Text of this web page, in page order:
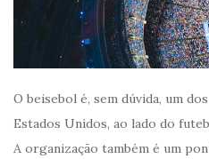
O beisebol é, sem dúvida, um
Estados Unidos, ao lado do
A organização também é um